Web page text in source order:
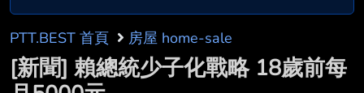
PTT.BEST 首頁 房屋 home-sale
[新聞] 賴總統少子化戰略 18歲前每